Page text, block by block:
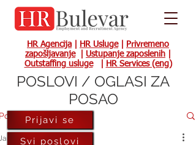
HR Agencija HR Usluge|
Privremeno
zapošljavanje| Ustupanje zaposlenih
Outstaffing usluge| HR Services (eng)
25, 2023
Prijavi se
Svi poslovi
POSLOVI / OGLASI ZA
POSAO